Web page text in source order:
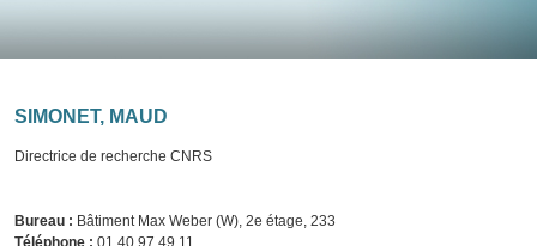
SIMONET, MAUD
Directrice de recherche CNRS
Bureau : Bâtiment Max Weber (W), 2e étage, 233